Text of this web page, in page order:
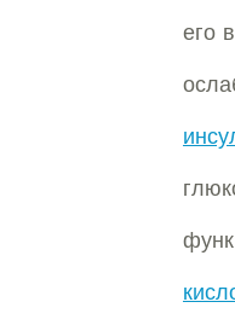
его